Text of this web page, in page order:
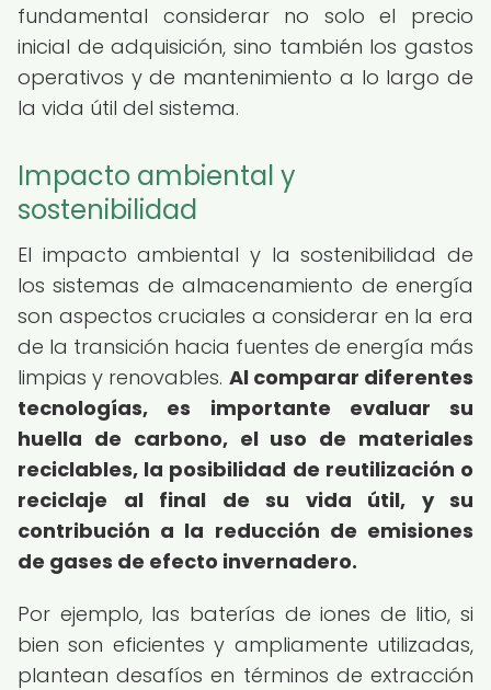
fundamental considerar no solo el precio
inicial de adquisición, sino también los gastos
operativos y de mantenimiento a lo largo de
la vida útil del sistema.
Impacto ambiental y
sostenibilidad
El impacto ambiental y la sostenibilidad de
los sistemas de almacenamiento de energía
son aspectos cruciales a considerar en la era
de la transición hacia fuentes de energía más
limpias y renovables. Al comparar diferentes
tecnologías, es importante evaluar su
huella de carbono, el uso de materiales
reciclables, la posibilidad de reutilización o
reciclaje al final de su vida útil, y su
contribución a la reducción de emisiones
de gases de efecto invernadero.
Por ejemplo, las baterías de iones de litio, si
bien son eficientes y ampliamente utilizadas,
plantean desafíos en términos de extracción